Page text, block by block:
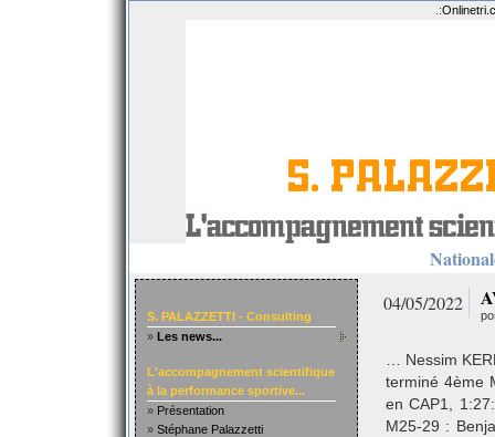
.:
S. PALAZZETTI - Consulting
» Les news...
L'accompagnement scientifique
à la performance sportive...
» Présentation
» Stéphane Palazzetti
04/05/2022
… Nessim
terminé 4ème
en CAP1,
M25-29 :